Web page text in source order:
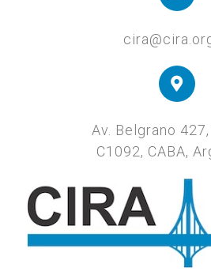
Av. Belgrano
C1092, CABA,